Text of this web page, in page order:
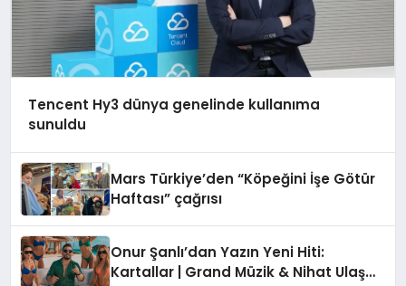
Tencent Hy3 dünya genelinde kullanıma
sunuldu
Mars Türkiye’den “Köpeğini İşe Götür
Haftası” çağrısı
Onur Şanlı’dan Yazın Yeni Hiti:
Kartallar | Grand Müzik & Nihat Ulaş